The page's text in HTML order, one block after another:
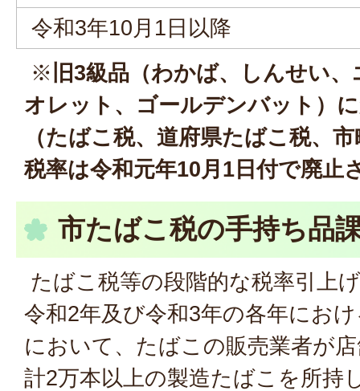
令和3年10月1日以降
※​​​​​​​​​​​​​​​​​​​​​ 旧3級品（わかば、しんせい
オレット、ゴールデンバット）
（たばこ税、道府県たばこ税、
税率は令和元年10月1日付で廃止
市たばこ税の手持ち品
たばこ税等の段階的な税率引上
令和2年及び令和3年の各年にお
において、たばこの販売業者が
計2万本以上の製造たばこを所持